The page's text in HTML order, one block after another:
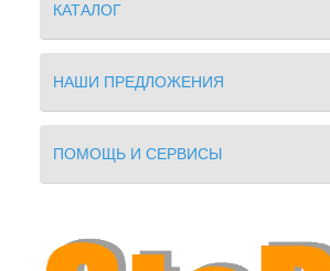
КАТАЛОГ
НАШИ ПРЕДЛОЖЕНИЯ
ПОМОЩЬ И СЕРВИСЫ